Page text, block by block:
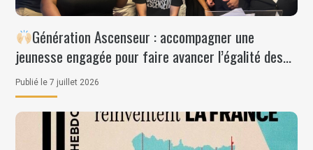
Génération Ascenseur : accompagner une
jeunesse engagée pour faire avancer l’égalité des
chances
Publié le 7 juillet 2026